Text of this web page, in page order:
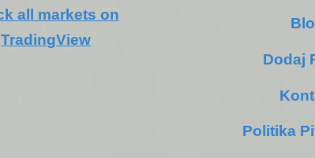
all markets on
TradingView
Dodaj
Politika